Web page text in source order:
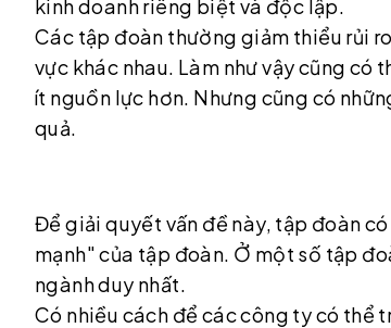
kinh doanh riêng biệt và độc lập.
Các tập đoàn thường giảm thiểu rủi
vực khác nhau. Làm như vậy cũng
ít nguồn lực hơn. Nhưng cũng có
quả.
Để giải quyết vấn đề này, tập đoàn
mạnh" của tập đoàn. Ở một số tập
ngành duy nhất.
Có nhiều cách để các công ty có thể